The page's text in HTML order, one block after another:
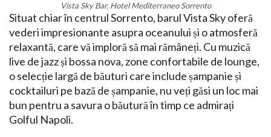
Vista Sky Bar, Hotel Mediterraneo Sorrento
Situat chiar în centrul Sorrento, barul Vista Sky oferă
vederi impresionante asupra oceanului și o atmosferă
relaxantă, care vă imploră să mai rămâneți. Cu muzică
live de jazz și bossa nova, zone confortabile de lounge,
o selecție largă de băuturi care include șampanie și
cocktailuri pe bază de șampanie, nu veți găsi un loc mai
bun pentru a savura o băutură în timp ce admirați
Golful Napoli.